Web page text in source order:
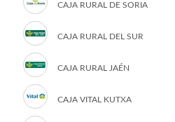
CAJA RURAL DE SORIA
CAJA RURAL DEL SUR
CAJA RURAL JAÉN
CAJA VITAL KUTXA